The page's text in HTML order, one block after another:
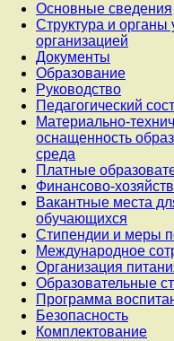
Основные сведения
Структура и органы
организацией
Документы
Образование
Руководство
Педагогический
Материально-
оснащенность
среда
Платные
Финансово-
Вакантные места
обучающихся
Стипендии и меры
Международное
Организация
Образовательные
Программа
Безопасность
Комплектование